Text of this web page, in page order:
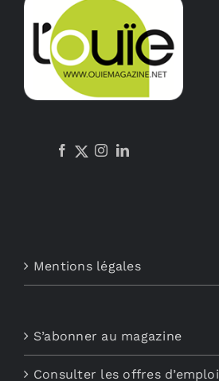
Mentions légales
S’abonner au magazine
Consulter les offres d’emploi